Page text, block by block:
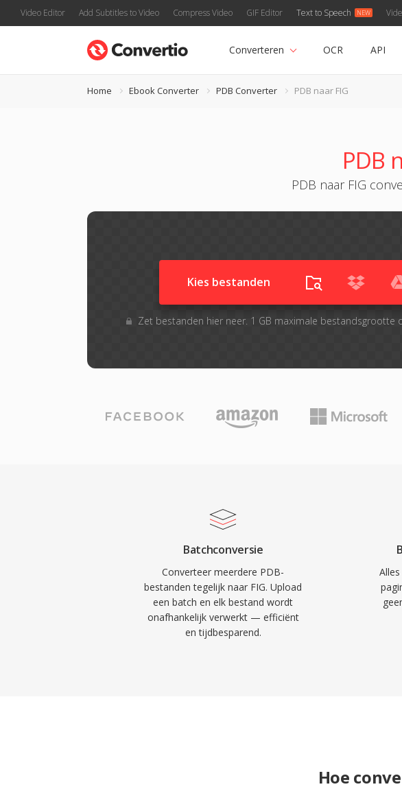
Video Editor Add Subtitles to Video Compress Video GIF Editor Text to Speech
Converteren OCR API
Home Ebook Converter PDB Converter PDB naar FIG
PDB
PDB naar FIG
Kies bestanden
Zet bestanden hier neer. 1 GB maximale bestandsgrootte
Batchconversie
Converteer meerdere PDB-
bestanden tegelijk naar FIG. Upload
een batch en elk bestand wordt
onafhankelijk verwerkt — efficiënt
en tijdbesparend.
Hoe